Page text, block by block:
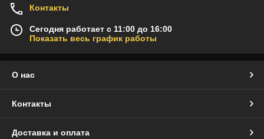
Контакты
Сегодня работает с 11:00 до 16:00
Показать весь график работы
О нас
Контакты
Доставка и оплата